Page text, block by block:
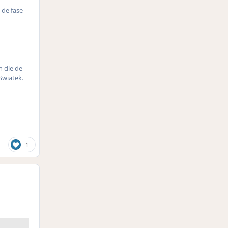
fase
die de
1